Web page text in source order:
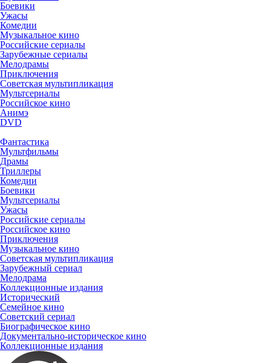
Боевики
Ужасы
Комедии
Музыкальное кино
Российские сериалы
Зарубежные сериалы
Мелодрамы
Приключения
Советская мультипликация
Мультсериалы
Российское кино
Анимэ
DVD
Фантастика
Мультфильмы
Драмы
Триллеры
Комедии
Боевики
Мультсериалы
Ужасы
Российские сериалы
Российское кино
Приключения
Музыкальное кино
Советская мультипликация
Зарубежный сериал
Мелодрама
Коллекционные издания
Исторический
Семейное кино
Советский сериал
Биографическое кино
Документально-историческое кино
Коллекционные издания